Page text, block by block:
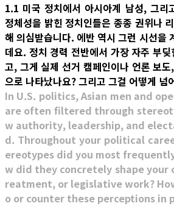
1.1 미국 정치에서 아시아계 남성, 그리
정체성을 밝힌 정치인들은 종종 권위나
해 의심받습니다. 에반 역시 그런 시선을
데요. 정치 경력 전반에서 가장 자주 부
고, 그게 실제 선거 캠페인이나 언론 보
으로 나타났나요? 그리고 그걸 어떻게 넘
In U.S. politics, Asian men and
are often filtered through
w authority, leadership, and
d. Throughout your political
ereotypes did you most
w did they concretely shape your
reatment, or legislative work?
o or counter these perceptions in